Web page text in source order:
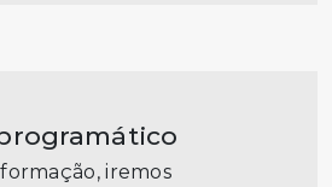
iremos